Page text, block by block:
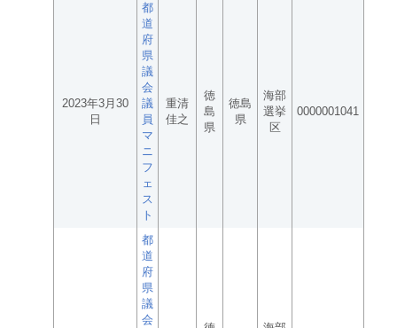
2023年3月30
日
都
道
府
県
議
会
議
員
マ
ニ
フ
ェ
ス
ト
重清
佳之
徳
島
県
徳島
県
海部
選挙
区
0000001041
都
道
府
県
議
会